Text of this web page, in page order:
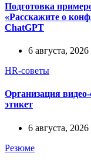
Подготовка
«Расскажите о
ChatGPT
6 августа, 2026
HR-советы
Организация
этикет
6 августа, 2026
Резюме